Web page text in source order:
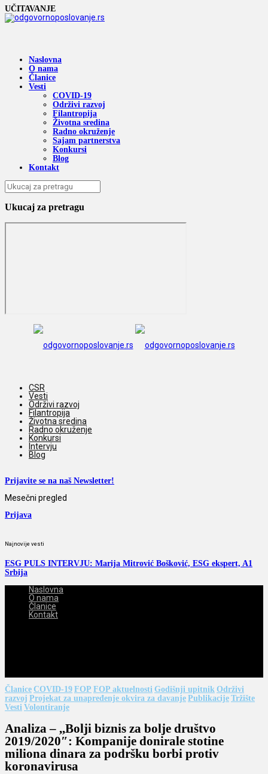
UČITAVANJE
Naslovna
O nama
Članice
Vesti
COVID-19
Održivi razvoj
Filantropija
Životna sredina
Radno okruženje
Sajam partnerstva
Konkursi
Blog
Kontakt
Ukucaj za pretragu
CSR
Vesti
Održivi razvoj
Filantropija
Životna sredina
Radno okruženje
Konkursi
Intervju
Blog
Prijavite se na naš Newsletter!
Mesečni pregled
Prijava
Najnovije vesti
ESG PULS INTERVJU: Marija Mitrović Bošković, ESG ekspert, A1
Srbija
Naslovna
O nama
Članice
Kontakt
Članice COVID-19 FOP FOP aktuelnosti Godišnji upitnik Održivi
razvoj Projekat za unapređenje okvira za davanje Publikacije Tržište
Vesti Volontiranje
Analiza – ,,Bolji biznis za bolje društvo
2019/2020″: Kompanije donirale stotine
miliona dinara za podršku borbi protiv
koronavirusa